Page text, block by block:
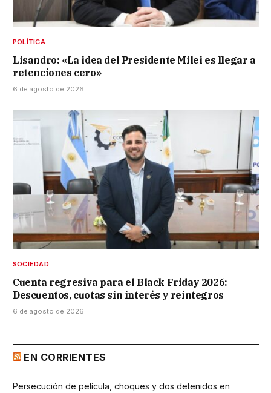
POLÍTICA
Lisandro: «La idea del Presidente Milei es llegar a
retenciones cero»
6 de agosto de 2026
SOCIEDAD
Cuenta regresiva para el Black Friday 2026:
Descuentos, cuotas sin interés y reintegros
6 de agosto de 2026
EN CORRIENTES
Persecución de película, choques y dos detenidos en